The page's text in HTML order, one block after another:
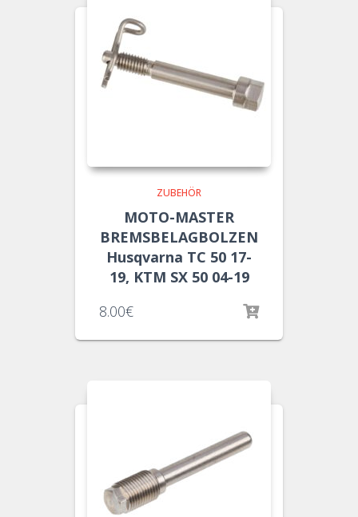
ZUBEHÖR
MOTO-MASTER
BREMSBELAGBOLZEN
Husqvarna TC 50 17-
19, KTM SX 50 04-19
8.00€